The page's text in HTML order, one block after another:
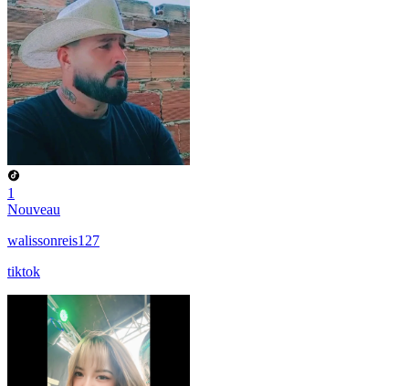
1
Nouveau
walissonreis127
tiktok